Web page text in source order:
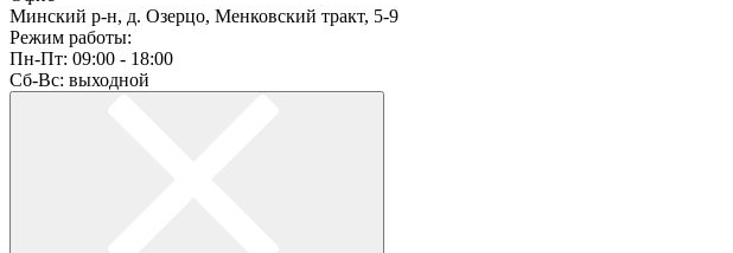
Минский р-н, д. Озерцо, Менковский тракт, 5-9
Режим работы:
Пн-Пт: 09:00 - 18:00
Сб-Вс: выходной